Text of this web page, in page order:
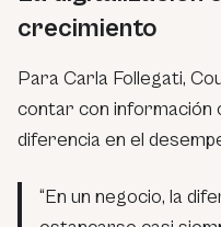
crecimiento
Para Carla Follegati,
contar con información
diferencia en el
“En un negocio, la